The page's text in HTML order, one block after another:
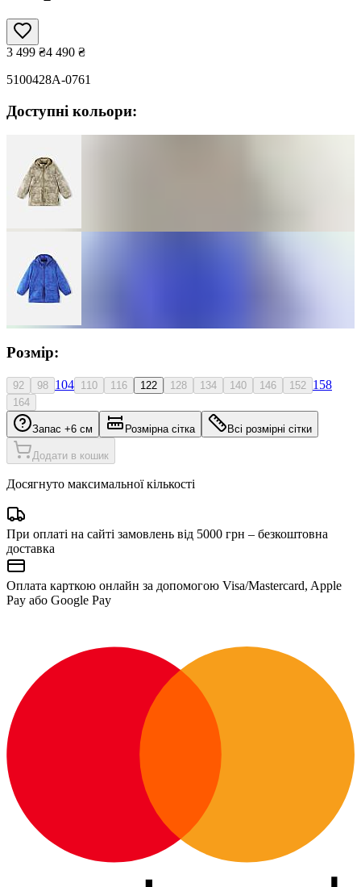
3 499 ₴4 490 ₴
5100428A-0761
Доступні кольори:
Розмір:
92 98 104 110 116 122 128 134 140 146 152 158
164
Запас +6 см Розмірна сітка Всі розмірні сітки
Додати в кошик
Досягнуто максимальної кількості
При оплаті на сайті замовлень від 5000 грн – безкоштовна
доставка
Оплата карткою онлайн за допомогою Visa/Mastercard, Apple
Pay або Google Pay